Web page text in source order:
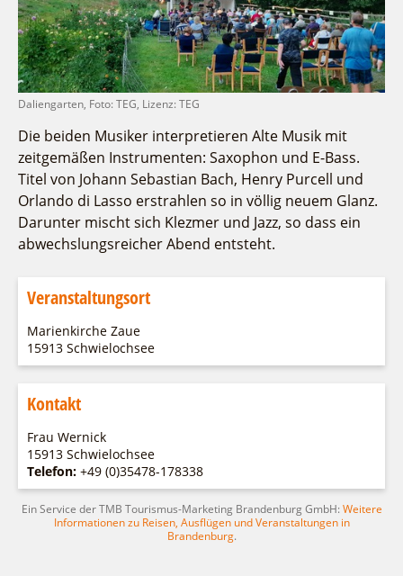
Einkaufen
Gruppen
Fremdenverkehrsvereine
Ludwig Leichhardt
Kahnfahrten
Fahrgastschiff
Campingplatz Jessern
Wirtschaftsförderung
Regionalentwicklung
SPOT
Naturwelt Lieberoser Heide
Q-Gemeinde Schwielochsee
Staatlich anerkannter Erholungsort Goyatz
Mein Brandenburg – Infostelen
Unternehmensbetreuung
WFG
Service
Über uns
Team
Aktuelles
Infomaterial
Warenkorb
Daliengarten, Foto: TEG, Lizenz: TEG
Die beiden Musiker interpretieren Alte Musik mit
zeitgemäßen Instrumenten: Saxophon und E-Bass.
Titel von Johann Sebastian Bach, Henry Purcell und
Orlando di Lasso erstrahlen so in völlig neuem Glanz.
Darunter mischt sich Klezmer und Jazz, so dass ein
abwechslungsreicher Abend entsteht.
Veranstaltungsort
Marienkirche Zaue
15913 Schwielochsee
Kontakt
Frau Wernick
15913 Schwielochsee
Telefon: +49 (0)35478-178338
Ein Service der TMB Tourismus-Marketing Brandenburg GmbH:Weitere
Informationen zu Reisen, Ausflügen und Veranstaltungen in
Brandenburg.